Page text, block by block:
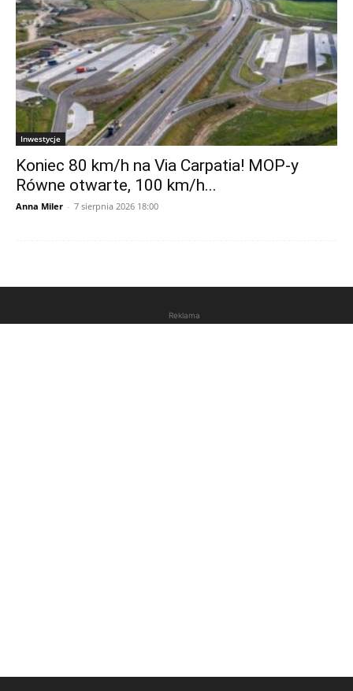
Inwestycje
Koniec 80 km/h na Via Carpatia! MOP-y
Równe otwarte, 100 km/h...
Anna Miler - 7 sierpnia 2026 18:00
Reklama